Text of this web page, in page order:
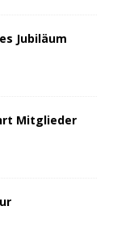
Jubiläum
Mitglieder